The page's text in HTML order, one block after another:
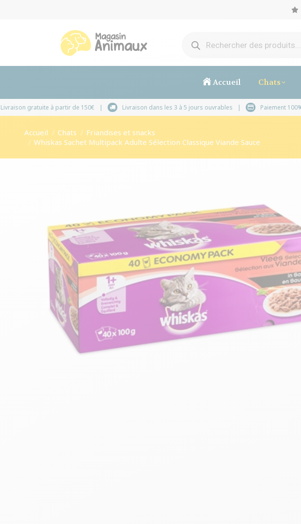
Accueil Chats
Livraison gratuite à partir de 150€ Livraison dans les 3 à 5 jours ouvrables
Vous êtes ici :
Accueil Chats
Friandises et snacks
Whiskas Sachet Multipack Adulte Sélection Classique Viande Sauce